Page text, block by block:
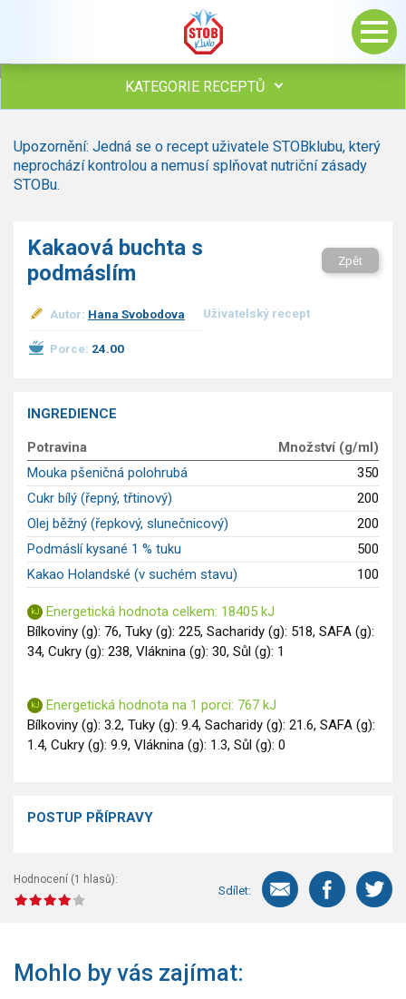
KATEGORIE RECEPTŮ
Polévky
Studená kuchyně
Bezmasé a zeleninové
Saláty
Dezerty
Nápoje
GLP-1 recepty
Upozornění: Jedná se o recept uživatele STOBklubu, který
neprochází kontrolou a nemusí splňovat nutriční zásady
STOBu.
Kakaová buchta s
podmáslím
Zpět
Autor: Hana Svobodova Uživatelský recept
Porce: 24.00
INGREDIENCE
Potravina
Množství (g/ml)
Mouka pšeničná polohrubá
350
Cukr bílý (řepný, třtinový)
200
Olej běžný (řepkový, slunečnicový)
200
Podmáslí kysané 1 % tuku
500
Kakao Holandské (v suchém stavu)
100
Energetická hodnota celkem: 18405 kJ
Bílkoviny (g): 76, Tuky (g): 225, Sacharidy (g): 518, SAFA (g):
34, Cukry (g): 238, Vláknina (g): 30, Sůl (g): 1
Energetická hodnota na 1 porci: 767 kJ
Bílkoviny (g): 3.2, Tuky (g): 9.4, Sacharidy (g): 21.6, SAFA (g):
1.4, Cukry (g): 9.9, Vláknina (g): 1.3, Sůl (g): 0
POSTUP PŘÍPRAVY
Hodnocení (1 hlasů):
Sdílet:
Mohlo by vás zajímat: